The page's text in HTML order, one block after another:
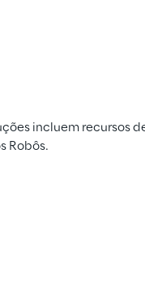
incluem recursos
Robôs.